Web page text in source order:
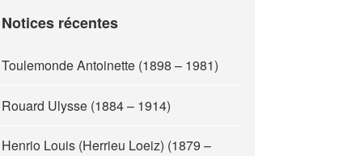
Notices récentes
Toulemonde Antoinette (1898 – 1981)
Rouard Ulysse (1884 – 1914)
Henrio Louis (Herrieu Loeiz) (1879 –